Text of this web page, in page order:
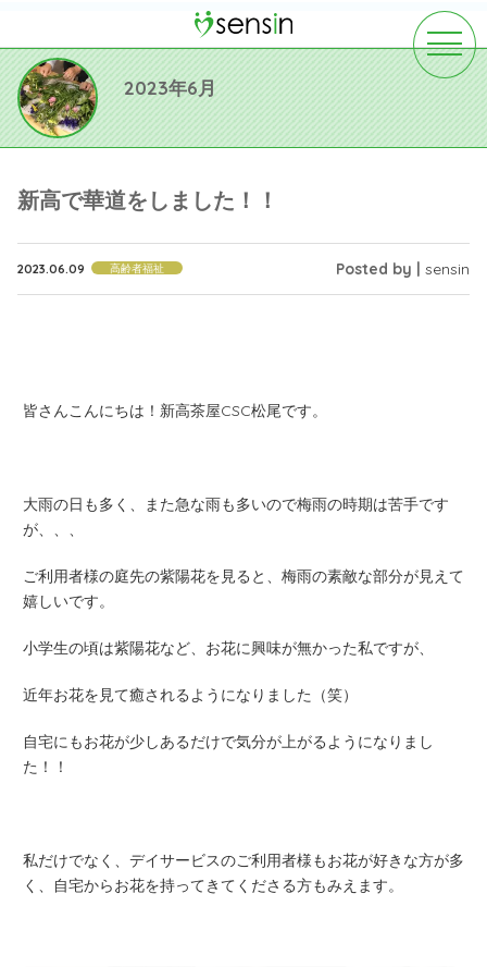
toggle
2023年6月
新高で華道をしました！！
2023.06.09 高齢者福祉 Posted by | sensin
皆さんこんにちは！新高茶屋CSC松尾です。
大雨の日も多く、また急な雨も多いので梅雨の時期は苦手です
が、、、
ご利用者様の庭先の紫陽花を見ると、梅雨の素敵な部分が見えて
嬉しいです。
小学生の頃は紫陽花など、お花に興味が無かった私ですが、
近年お花を見て癒されるようになりました（笑）
自宅にもお花が少しあるだけで気分が上がるようになりまし
た！！
私だけでなく、デイサービスのご利用者様もお花が好きな方が多
く、自宅からお花を持ってきてくださる方もみえます。